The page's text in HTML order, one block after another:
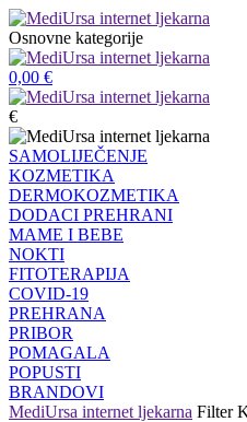
Osnovne kategorije
0,00 €
€
SAMOLIJEČENJE
KOZMETIKA
DERMOKOZMETIKA
DODACI PREHRANI
MAME I BEBE
NOKTI
FITOTERAPIJA
COVID-19
PREHRANA
PRIBOR
POMAGALA
POPUSTI
BRANDOVI
MediUrsa internet ljekarna Filter